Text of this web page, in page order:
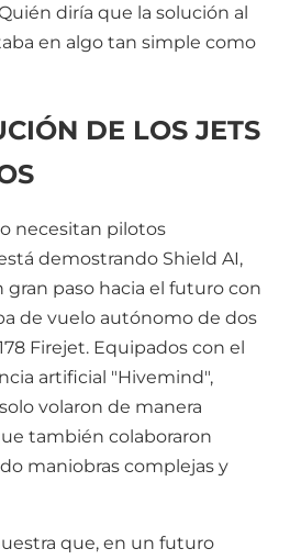
diría que la solución al
en algo tan simple como
DE LOS JETS
necesitan pilotos
demostrando Shield AI,
paso hacia el futuro con
de vuelo autónomo de dos
Firejet. Equipados con el
artificial "Hivemind",
volaron de manera
también colaboraron
maniobras complejas y
que, en un futuro